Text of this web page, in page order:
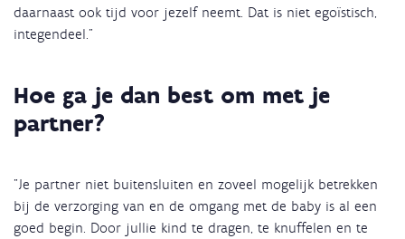
daarnaast ook tijd voor jezelf neemt. Dat is niet egoïstisch,
integendeel."
Hoe ga je dan best om met je
partner?
"Je partner niet buitensluiten en zoveel mogelijk betrekken
bij de verzorging van en de omgang met de baby is al een
goed begin. Door jullie kind te dragen, te knuffelen en te